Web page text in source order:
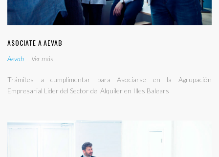
ASOCIATE A AEVAB
Aevab Ver más
Trámites a cumplimentar para Asociarse en la Agrupación
Empresarial Lider del Sector del Alquiler en Illes Balears